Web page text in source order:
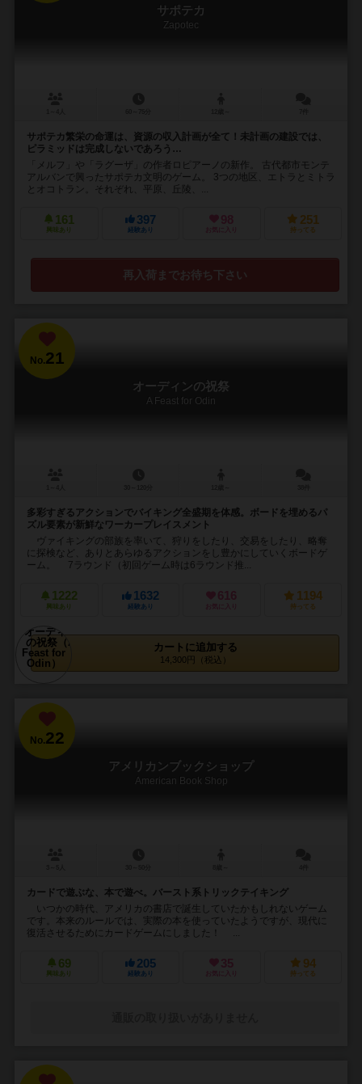
サポテカ
Zapotec
サポテカ繁栄の命運は、資源の収入計画が全て！未計画の建設では、
ピラミッドは完成しないであろう…
「メルフ」や「ラグーザ」の作者ロピアーノの新作。 古代都市モンテ
アルバンで興ったサポテカ文明のゲーム。 3つの地区、エトラとミトラ
とオコトラン。それぞれ、平原、丘陵、...
161
興味あり
397
経験あり
98
お気に入り
251
持ってる
再入荷までお待ち下さい
No.21
オーディンの祝祭
A Feast for Odin
多彩すぎるアクションでバイキング全盛期を体感。ボードを埋めるパ
ズル要素が新鮮なワーカープレイスメント
ヴァイキングの部族を率いて、狩りをしたり、交易をしたり、略奪
に探検など、ありとあらゆるアクションをし豊かにしていくボードゲ
ーム。 7ラウンド（初回ゲーム時は6ラウンド推...
1222
興味あり
1632
経験あり
616
お気に入り
1194
持ってる
カートに追加する
14,300円（税込）
No.22
アメリカンブックショップ
American Book Shop
カードで遊ぶな、本で遊べ。バースト系トリックテイキング
いつかの時代、アメリカの書店で誕生していたかもしれないゲーム
です。本来のルールでは、実際の本を使っていたようですが、現代に
復活させるためにカードゲームにしました！ ...
69
興味あり
205
経験あり
35
お気に入り
94
持ってる